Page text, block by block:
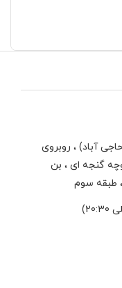
آباد) ، روبروی
گنجه ای ، بن
طبقه سوم